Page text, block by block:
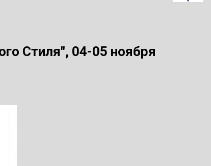
Стиля", 04-05 ноября